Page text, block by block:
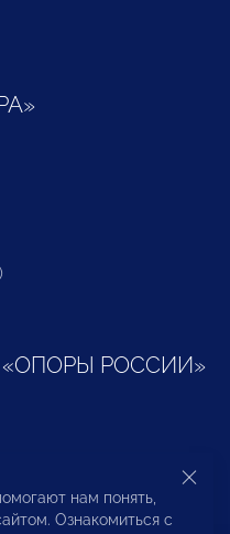
«ОПОРЫ РОССИИ»
и
нам понять,
Ознакомиться с